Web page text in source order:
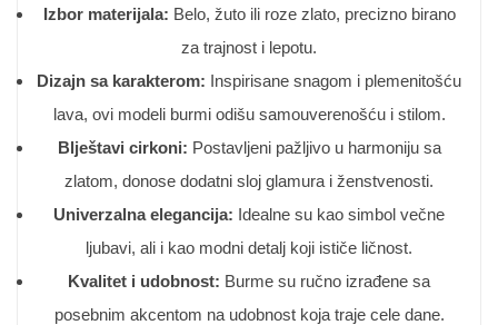
Izbor materijala: Belo, žuto ili roze zlato, precizno birano
za trajnost i lepotu.
Dizajn sa karakterom: Inspirisane snagom i plemenitošću
lava, ovi modeli burmi odišu samouverenošću i stilom.
Blještavi cirkoni: Postavljeni pažljivo u harmoniju sa
zlatom, donose dodatni sloj glamura i ženstvenosti.
Univerzalna elegancija: Idealne su kao simbol večne
ljubavi, ali i kao modni detalj koji ističe ličnost.
Kvalitet i udobnost: Burme su ručno izrađene sa
posebnim akcentom na udobnost koja traje cele dane.